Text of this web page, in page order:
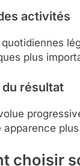
activités
plus
du résultat
apparence
choisir